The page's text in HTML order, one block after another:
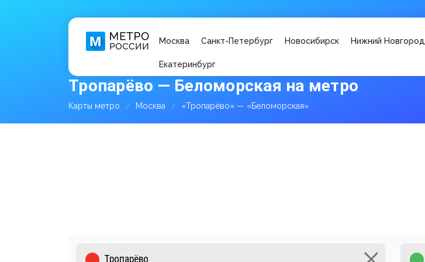
Москва Санкт-Петербург Новосибирск Нижний Новгород
Екатеринбург
Тропарёво — Беломорская на метро
Карты метро Москва «Тропарёво» — «Беломорская»